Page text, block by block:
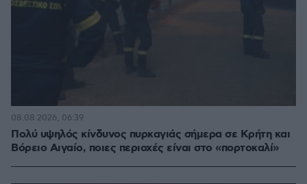
Πολύ υψηλός κίνδυνος πυρκαγιάς σήμερα σε Κρήτη και
Βόρειο Αιγαίο, ποιες περιοχές είναι στο «πορτοκαλί»
08.08.2026, 06:39